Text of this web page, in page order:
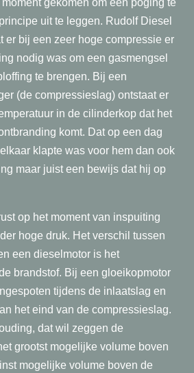
uit te leggen. Rudolf Diesel
er bij een zeer hoge compressie er
nodig was om een gasmengsel
te brengen. Bij een
(de compressieslag) ontstaat er
in de cilinderkop dat het
komt. Dat op een dag
klapte was voor hem dan ook
maar juist een bewijs dat hij op
op het moment van inspuiting
hoge druk. Het verschil tussen
een dieselmotor is het
brandstof. Bij een gloeikopmotor
tijdens de inlaatslag en
het eind van de compressieslag.
dat wil zeggen de
grootst mogelijke volume boven
mogelijke volume boven de